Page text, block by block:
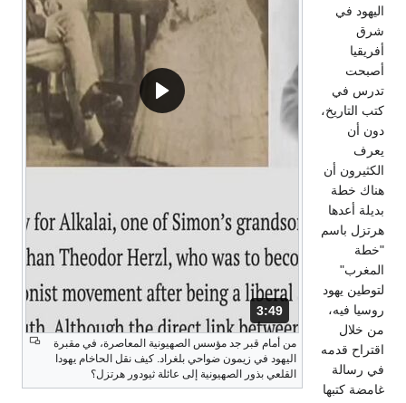
المدة: دقائق و 49 ثواني.
3:49
من أمام قبر جد مؤسس الصهيونية المعاصرة، في مقبرة
اليهود في زيمون ضواحي بلغراد. كيف نقل الحاخام يهودا
القلعي بذور الصهيونية إلى عائلة ثيودور هرتزل؟
اليهود في
شرق
أفريقيا
أصبحت
تدرس في
كتب التاريخ،
دون أن
يعرف
الكثيرون أن
هناك خطة
بديلة أعدها
هرتزل باسم
"خطة
المغرب"
لتوطين يهود
روسيا فيه،
من خلال
اقتراح قدمه
في رسالة
غامضة كتبها